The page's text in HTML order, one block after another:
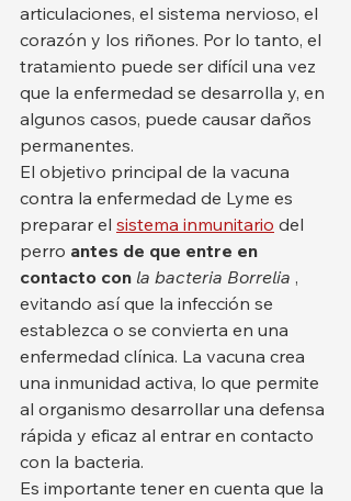
articulaciones, el sistema nervioso, el
corazón y los riñones. Por lo tanto, el
tratamiento puede ser difícil una vez
que la enfermedad se desarrolla y, en
algunos casos, puede causar daños
permanentes.
El objetivo principal de la vacuna
contra la enfermedad de Lyme es
preparar el sistema inmunitario del
perro antes de que entre en
contacto con la bacteria Borrelia ,
evitando así que la infección se
establezca o se convierta en una
enfermedad clínica. La vacuna crea
una inmunidad activa, lo que permite
al organismo desarrollar una defensa
rápida y eficaz al entrar en contacto
con la bacteria.
Es importante tener en cuenta que la